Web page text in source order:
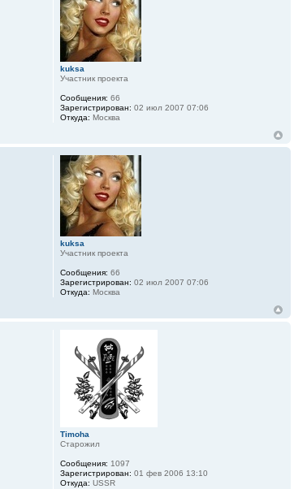
kuksa
Участник проекта
Сообщения: 66
Зарегистрирован: 02 июл 2007 07:06
Откуда: Москва
kuksa
Участник проекта
Сообщения: 66
Зарегистрирован: 02 июл 2007 07:06
Откуда: Москва
Timoha
Старожил
Сообщения: 1097
Зарегистрирован: 01 фев 2006 13:10
Откуда: USSR